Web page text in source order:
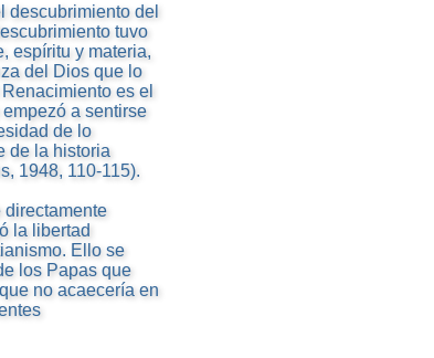
descubrimiento del
tuvo
espíritu y materia,
del Dios que lo
es el
a sentirse
de lo
de la historia
1948, 110-115).
directamente
la libertad
Ello se
los Papas que
no acaecería en